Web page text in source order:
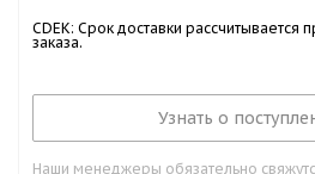
CDEK: Срок доставки
заказа.
Узнать о
Наши менеджеры обязательно